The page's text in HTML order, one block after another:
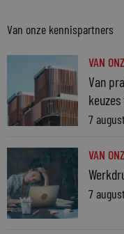
Van onze kennispartners
VAN
Van
7
VAN
7